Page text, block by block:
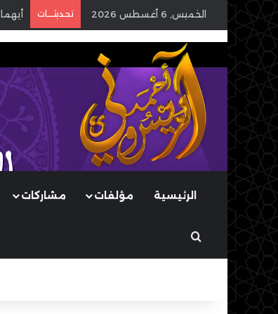
الخميس, 6 أغسطس 2026 تحديثـــات
الرئيسية مؤلفات مشاركات
بحث عن